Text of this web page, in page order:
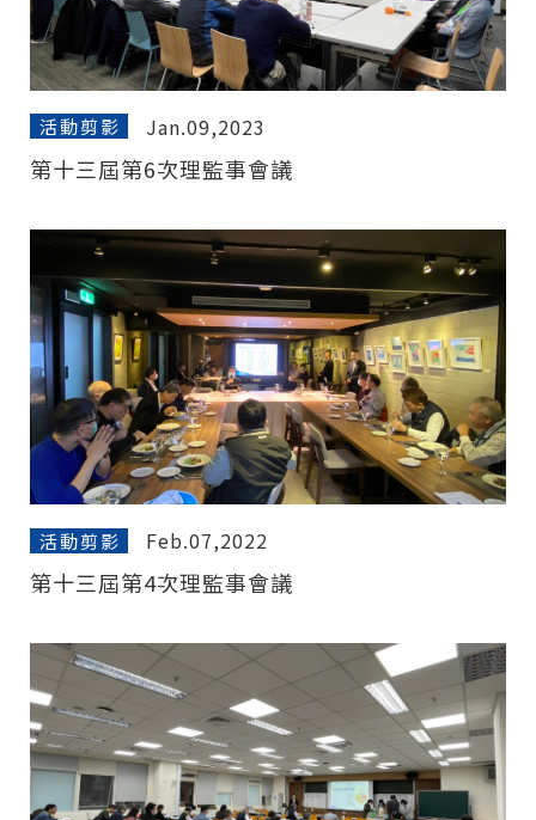
活動剪影 Jan.09,2023
第十三屆第6次理監事會議
活動剪影 Feb.07,2022
第十三屆第4次理監事會議
僅必需的Cookies 同意